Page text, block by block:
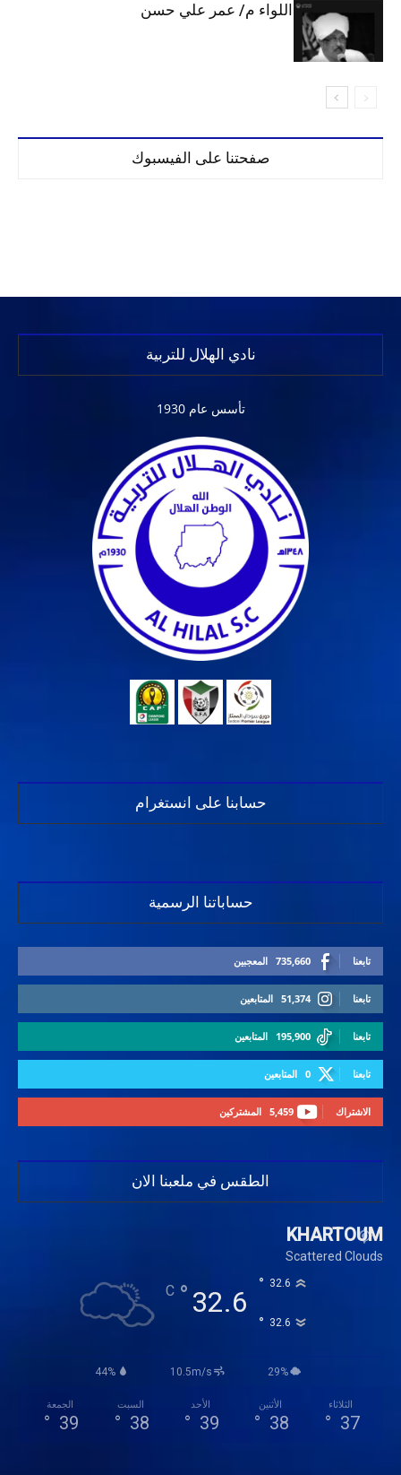
الهلال يحتسب اللواء م/ عمر علي حسن
صفحتنا على الفيسبوك
نادي الهلال للتربية
تأسس عام 1930
حسابنا على انستغرام
حساباتنا الرسمية
735,660 المعجبين تابعنا
51,374 المتابعين تابعنا
195,900 المتابعين تابعنا
0 المتابعين تابعنا
5,459 المشتركين الاشتراك
الطقس في ملعبنا الان
KHARTOUM
Scattered Clouds
32.6
°
C 32.6
°
32.6
°
44% 10.5m/s 29%
الجمعة
39
°
السبت
38
°
الأحد
39
°
الأثنين
38
°
الثلاثاء
37
°